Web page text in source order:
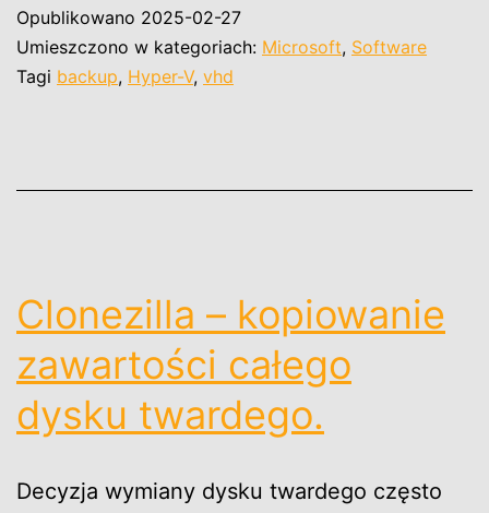
backup
Opublikowano 2025-02-27
Umieszczono w kategoriach: Microsoft, Software
Tagi backup, Hyper-V, vhd
Clonezilla – kopiowanie
zawartości całego
dysku twardego.
Decyzja wymiany dysku twardego często